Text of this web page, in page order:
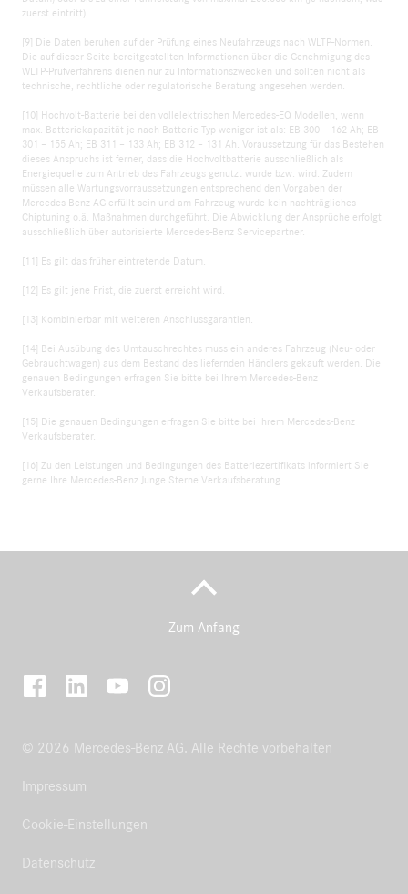
zuerst eintritt).
[9] Die Daten beruhen auf der Prüfung eines Neufahrzeugs nach WLTP-Normen.
Die auf dieser Seite bereitgestellten Informationen über die Genehmigung des
WLTP-Prüfverfahrens dienen nur zu Informationszwecken und sollten nicht als
technische, rechtliche oder regulatorische Beratung angesehen werden.
[10] Hochvolt-Batterie bei den vollelektrischen Mercedes-EQ Modellen, wenn
max. Batteriekapazität je nach Batterie Typ weniger ist als: EB 300 – 162 Ah; EB
301 – 155 Ah; EB 311 – 133 Ah; EB 312 – 131 Ah. Voraussetzung für das Bestehen
dieses Anspruchs ist ferner, dass die Hochvoltbatterie ausschließlich als
Energiequelle zum Antrieb des Fahrzeugs genutzt wurde bzw. wird. Zudem
müssen alle Wartungsvorraussetzungen entsprechend den Vorgaben der
Mercedes-Benz AG erfüllt sein und am Fahrzeug wurde kein nachträgliches
Chiptuning o.ä. Maßnahmen durchgeführt. Die Abwicklung der Ansprüche erfolgt
ausschließlich über autorisierte Mercedes-Benz Servicepartner.
[11] Es gilt das früher eintretende Datum.
[12] Es gilt jene Frist, die zuerst erreicht wird.
[13] Kombinierbar mit weiteren Anschlussgarantien.
[14] Bei Ausübung des Umtauschrechtes muss ein anderes Fahrzeug (Neu- oder
Gebrauchtwagen) aus dem Bestand des liefernden Händlers gekauft werden. Die
genauen Bedingungen erfragen Sie bitte bei Ihrem Mercedes-Benz
Verkaufsberater.
[15] Die genauen Bedingungen erfragen Sie bitte bei Ihrem Mercedes-Benz
Verkaufsberater.
[16] Zu den Leistungen und Bedingungen des Batteriezertifikats informiert Sie
gerne Ihre Mercedes-Benz Junge Sterne Verkaufsberatung.
Zum Anfang
© 2026 Mercedes-Benz AG. Alle Rechte vorbehalten
Impressum
Cookie-Einstellungen
Datenschutz